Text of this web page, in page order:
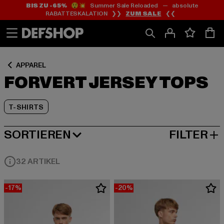
Zum
Inhalt
springen
Zum
Fußzeile
springen
BIS ZU -65%😲💥 Summer Sale Reloaded — absolute
RABATTESKALATION ❯❯ ZUM SALE ❮❮
APPAREL
FORVERT JERSEY TOPS
T-SHIRTS
Zum
Produktraster
springen
SORTIEREN
BELIEBTESTE FILTER
32 ARTIKEL
-17% -20%